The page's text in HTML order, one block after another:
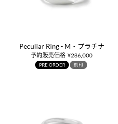
Peculiar Ring - M・プラチナ
予約販売価格 ¥286,000
PRE ORDER 刻印